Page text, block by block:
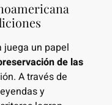
un papel
de las
A través de
y